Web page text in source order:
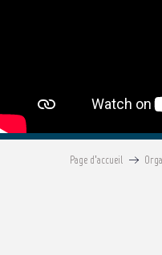
Page d’accueil